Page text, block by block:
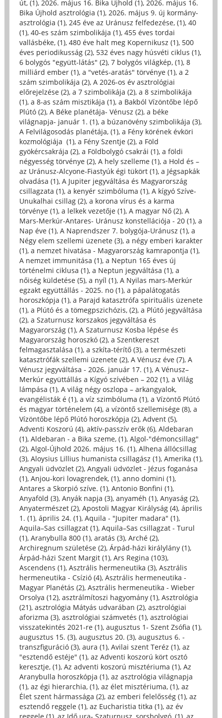
út, (1), 2026. május 16. Bika Újhold (1), 2026. május 16.
Bika Újhold asztrológia (1), 2026. május 9. új kormány-
asztrológia (1), 245 éve az Uránusz felfedezése, (1), 40
(1), 40-es szám szimbolikája (1), 455 éves tordai
vallásbéke, (1), 480 éve halt meg Kopernikusz (1), 500
éves periodikusság (2), 532 éves nagy húsvéti ciklus (1),
6 bolygós "együtt-látás" (2), 7 bolygós világkép, (1), 8
milliárd ember (1), a "vetés-aratás" törvénye (1), a 2
szám szimbolikája (2), A 2026-os év asztrológiai
előrejelzése (2), a 7 szimbolikája (2), a 8 szimbolikája
(1), a 8-as szám misztikája (1), a Bakból Vízöntőbe lépő
Plútó (2), A Béke planétája- Vénusz (2), a béke
világnapja- január 1. (1), a búzanövény szimbolikája (3),
A Felvilágosodás planétája, (1), a Fény körének évköri
kozmológiája (1), a Fény Szentje (2), a Föld
gyökércsakrája (2), a Földbolygó csakrái (1), a földi
négyesség törvénye (2), A hely szelleme (1), a Hold és –
az Uránusz-Alcyone-Fiastyúk égi tükört (1), a Jégsapkák
olvadása (1), A Jupiter jegyváltása és Magyarország
csillagzata (1), a kenyér szimbóluma (1), A kígyó Szíve-
Unukalhai csillag (2), a korona vírus és a karma
törvénye (1), a lelkek vezetője (1), A magyar Nő (2), A
Mars-Merkúr-Antares- Uránusz konstellációja - 20 (1), a
Nap éve (1), A Naprendszer 7. bolygója-Uránusz (1), a
Négy elem szellemi üzenete (3), a négy emberi karakter
(1), a nemzet hivatása - Magyarország kamrapontja (1),
A nemzet immunitása (1), a Neptun 165 éves új
történelmi ciklusa (1), a Neptun jegyváltása (1), a
nőiség küldetése (5), a nyíl (1), A Nyilas mars-Merkúr
egzakt együttállás - 2025. no (1), a pápalátogatás
horoszkópja (1), a Parajd katasztrófa spirituális üzenete
(1), a Plútó és a tömegpszichózis, (2), a Plútó jegyváltása
(2), a Szaturnusz korszakos jegyváltása és
Magyarország (1), A Szaturnusz Kosba lépése és
Magyarország horoszkó (2), a Szentkereszt
felmagasztalása (1), a szkíta-térítő (3), a természeti
katasztrófák szellemi üzenete (2), A Vénusz éve (7), A
Vénusz jegyváltása - 2026. január 17. (1), A Vénusz–
Merkúr együttállás a Kígyó szívében – 202 (1), a Világ
lámpása (1), A világ négy oszlopa – arkangyalok,
evangélisták é (1), a víz szimbóluma (1), a Vízöntő Plútó
és magyar történelem (4), a vízöntő szellemisége (8), a
Vízöntőbe lépő Plútó horoszkópja (2), Advent (5),
Adventi Koszorú (4), aktív-passzív erők (6), Aldebaran
(1), Aldebaran - a Bika szeme, (1), Algol-"démoncsillag"
(2), Algol-Újhold 2026. május 16. (1), Alhena állócsillag
(3), Aloysius Lillius humanista csillagász (1), Amerika (1),
Angyali üdvözlet (2), Angyali üdvözlet - Jézus foganása
(1), Anjou-kori lovagrendek, (1), anno domini (1),
Antares a Skorpió szíve. (1), Antonio Bonfini (1),
Anyaföld (3), Anyák napja (3), anyaméh (1), Anyaság (2),
Anyatermészet (2), Apostoli Magyar Királyság (4), április
1. (1), április 24. (1), Aquila - "Jupiter madara" (1),
Aquila–Sas csillagzat (1), Aquila–Sas csillagzat - Turul
(1), Aranybulla 800 (1), aratás (3), Arché (2),
Archiregnum születése (2), Árpád-házi királylány (1),
Árpád-házi Szent Margit (1), Ars Regina (103),
Ascendens (1), Asztrális hermeneutika (3), Asztrális
hermeneutika - Csízió (4), Asztrális hermeneutika -
Magyar Planétás (2), Asztrális hermeneutika - Wieber
Orsolya (12), asztrálmítoszi hagyomány (1), Asztrológia
(21), asztrológia Mátyás udvarában (2), asztrológiai
aforizma (3), asztrológiai számvetés (1), asztrológiai
visszatekintés 2021-re (1), augusztus 1- Szent Zsófia (1),
augusztus 15. (3), augusztus 20. (3), augusztus 6. -
transzfiguráció (3), aura (1), Avilai szent Teréz (1), az
"esztendő estéje" (1), az Adventi koszorú kört osztó
keresztje, (1), Az adventi koszorú misztériuma (1), Az
Aranybulla horoszkópja (1), az asztrológia világnapja
(1), az égi hierarchia, (1), az élet misztériuma, (1), az
Élet szent hármassága (2), az emberi felelősség (1), az
esztendő reggele (1), az Eucharistia titka (1), az év